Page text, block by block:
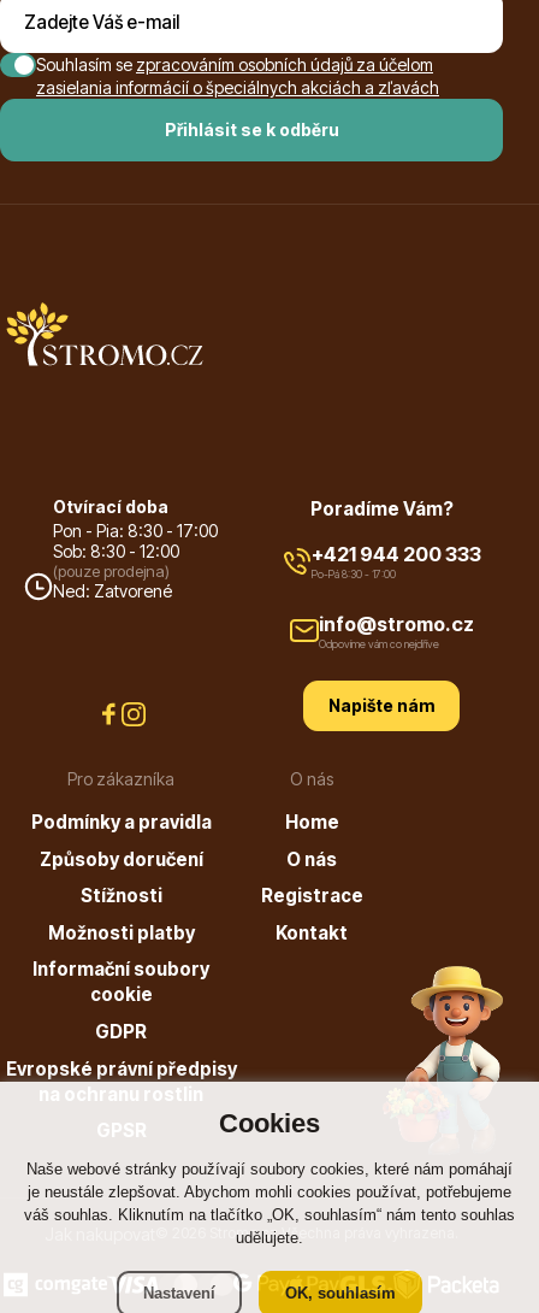
Cookies
Naše webové stránky používají soubory cookies, které nám pomáhají
je neustále zlepšovat. Abychom mohli cookies používat, potřebujeme
váš souhlas. Kliknutím na tlačítko „OK, souhlasím“ nám tento souhlas
udělujete.
Nastavení OK, souhlasím
Popínavé rostliny
Bambusy
Dekorace
Dárkový poukaz
+421 944 200 333
Přihlásit se k odběru
Souhlasím se zpracováním osobních údajů za účelom
zasielania informácií o špeciálnych akciách a zľavách
Otvírací doba
Pon - Pia: 8:30 - 17:00
Sob: 8:30 - 12:00
(pouze prodejna)
Ned: Zatvorené
Pro zákazníka
Podmínky a pravidla
Způsoby doručení
Stížnosti
Možnosti platby
Informační soubory
cookie
GDPR
Evropské právní předpisy
na ochranu rostlin
GPSR
O nás
Home
O nás
Registrace
Kontakt
Poradíme Vám?
+421 944 200 333
Po-Pá 8:30 - 17:00
info@stromo.cz
Odpovíme vám co nejdříve
Napište nám
© 2026 Stromo.cz Všechna práva vyhrazena.